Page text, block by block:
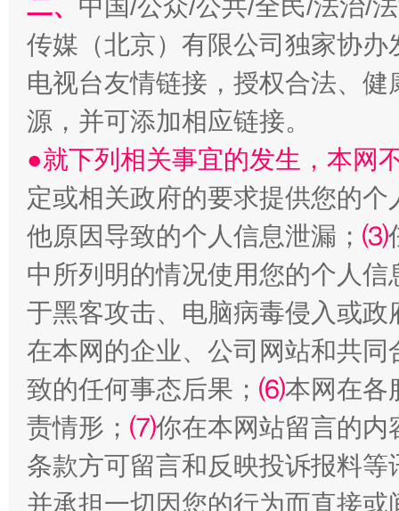
“刷贴”乱象丛生
生
二、 中国/公众/公共/全民/法治/
传媒（北京）有限公司独家协
电视台友情链接，授权合法、
源，并可添加相应链接。
●就下列相关事宜的发生，本网
定或相关政府的要求提供您的个
他原因导致的个人信息泄漏； ⑶
中所列明的情况使用您的个人
于黑客攻击、电脑病毒侵入或
在本网的企业、公司网站和共
致的任何事态后果； ⑹本网在各
责情形； ⑺你在本网站留言的内
条款方可留言和反映投诉报料
并承担一切因您的行为而直接